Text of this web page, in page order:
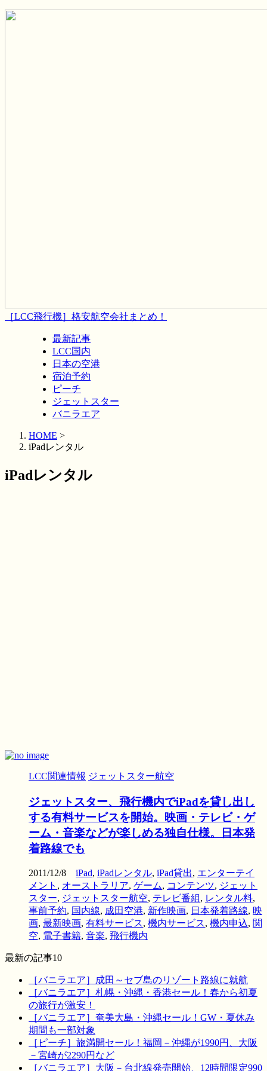
［LCC飛行機］格安航空会社まとめ！
最新記事
LCC国内
日本の空港
宿泊予約
ピーチ
ジェットスター
バニラエア
HOME >
iPadレンタル
iPadレンタル
LCC関連情報 ジェットスター航空
ジェットスター、飛行機内でiPadを貸し出し
する有料サービスを開始。映画・テレビ・ゲ
ーム・音楽などが楽しめる独自仕様。日本発
着路線でも
2011/12/8 iPad, iPadレンタル, iPad貸出, エンターテイ
メント , オーストラリア, ゲーム, コンテンツ, ジェット
スター, ジェットスター航空, テレビ番組, レンタル料,
事前予約, 国内線, 成田空港, 新作映画, 日本発着路線, 映
画, 最新映画, 有料サービス, 機内サービス, 機内申込, 関
空, 電子書籍, 音楽, 飛行機内
最新の記事10
［バニラエア］成田～セブ島のリゾート路線に就航
［バニラエア］札幌・沖縄・香港セール！春から初夏
の旅行が激安！
［バニラエア］奄美大島・沖縄セール！GW・夏休み
期間も一部対象
［ピーチ］旅満開セール！福岡－沖縄が1990円、大阪
－宮崎が2290円など
［バニラエア］大阪－台北線発売開始、12時間限定990